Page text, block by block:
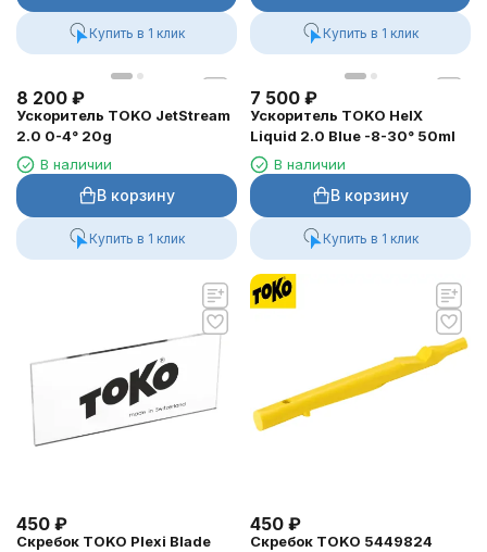
Купить в 1 клик Купить в 1 клик
8 200 ₽
Ускоритель TOKO JetStream
2.0 0-4° 20g
В наличии
В корзину
Купить в 1 клик
7 500 ₽
Ускоритель TOKO HelX
Liquid 2.0 Blue -8-30° 50ml
В наличии
В корзину
Купить в 1 клик
450 ₽
Скребок TOKO Plexi Blade
450 ₽
Скребок TOKO 5449824